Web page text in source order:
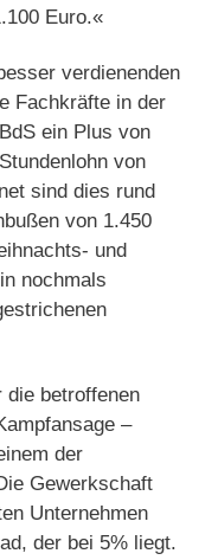
Euro.«
verdienenden
Fachkräfte in der
ein Plus von
von
sind dies rund
von 1.450
und
nochmals
die betroffenen
–
der
Gewerkschaft
Unternehmen
der bei 5% liegt.